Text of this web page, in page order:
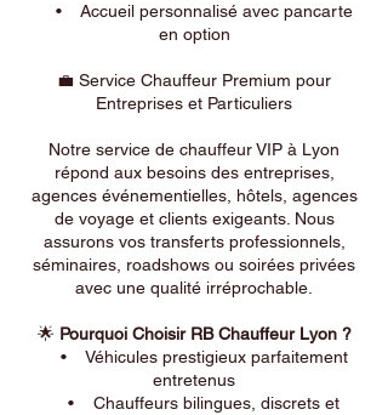
• Accueil personnalisé avec pancarte
en option
💼 Service Chauffeur Premium pour
Entreprises et Particuliers
Notre service de chauffeur VIP à Lyon
répond aux besoins des entreprises,
agences événementielles, hôtels, agences
de voyage et clients exigeants. Nous
assurons vos transferts professionnels,
séminaires, roadshows ou soirées privées
avec une qualité irréprochable.
🌟 Pourquoi Choisir RB Chauffeur Lyon ?
• Véhicules prestigieux parfaitement
entretenus
• Chauffeurs bilingues, discrets et